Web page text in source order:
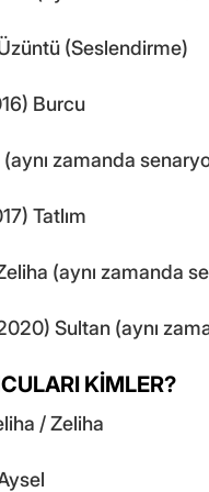
(Seslendirme)
Burcu
zamanda
Tatlım
(aynı zamanda
Sultan (aynı
KİMLER?
/ Zeliha